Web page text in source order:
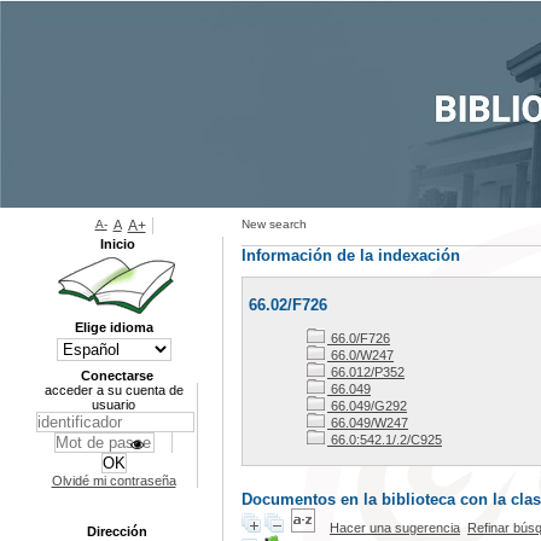
New search
Información de la indexación
66.02/F726
66.0/F726
66.0/W247
66.012/P352
66.049
66.049/G292
66.049/W247
66.0:542.1/.2/C925
Documentos en la biblioteca con la
Hacer una sugerencia Refinar
A- A A+
Inicio
Elige idioma
Conectarse
acceder a su cuenta de
usuario
Olvidé mi contraseña
Dirección